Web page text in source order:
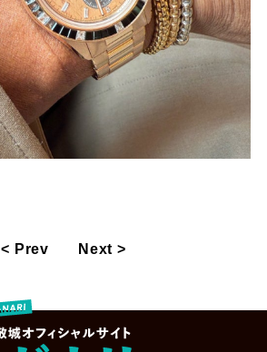
< Prev Next >